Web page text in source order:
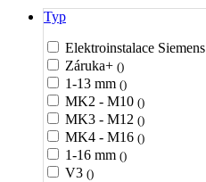
Typ
Elektroinstalace Siemens
Záruka+ ()
1-13 mm ()
MK2 - M10 ()
MK3 - M12 ()
MK4 - M16 ()
1-16 mm ()
V3 ()